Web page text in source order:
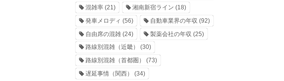
混雑率 (21) 湘南新宿ライン (18)
発車メロディ (56) 自動車業界の年収 (92)
自由席の混雑 (24) 製薬会社の年収 (25)
路線別混雑（近畿）
(30)
路線別混雑（首都圏）
(73)
遅延事情（関西）
(34)